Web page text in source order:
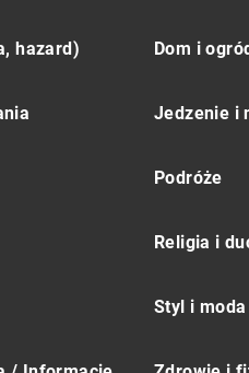
hazard) Dom i
Jedzenie i
Podróże
Religia i
Styl i moda